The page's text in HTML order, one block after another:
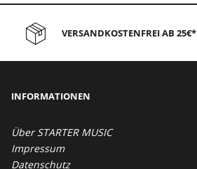
VERSANDKOSTENFREI AB 25€*
INFORMATIONEN
Über STARTER MUSIC
Impressum
Datenschutz